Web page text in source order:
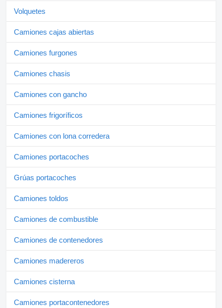
Volquetes
Camiones cajas abiertas
Camiones furgones
Camiones chasis
Camiones con gancho
Camiones frigoríficos
Camiones con lona corredera
Camiones portacoches
Grúas portacoches
Camiones toldos
Camiones de combustible
Camiones de contenedores
Camiones madereros
Camiones cisterna
Camiones portacontenedores